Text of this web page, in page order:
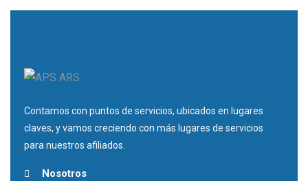
Contamos con puntos de servicios, ubicados en lugares
claves, y vamos creciendo con más lugares de servicios
para nuestros afiliados.
Nosotros